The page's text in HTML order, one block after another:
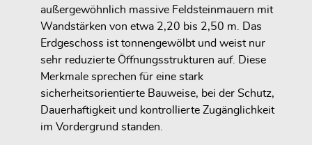
außergewöhnlich massive Feldsteinmauern mit
Wandstärken von etwa 2,20 bis 2,50 m. Das
Erdgeschoss ist tonnengewölbt und weist nur
sehr reduzierte Öffnungsstrukturen auf. Diese
Merkmale sprechen für eine stark
sicherheitsorientierte Bauweise, bei der Schutz,
Dauerhaftigkeit und kontrollierte Zugänglichkeit
im Vordergrund standen.